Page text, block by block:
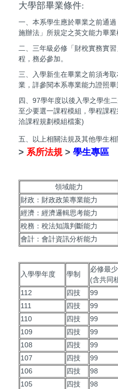
大學部畢業條件:
一、本系學生應於畢業之前通
施辦法」所規定之英文能力畢業
二、三年級必修「財稅實務實
程，務必參加。
三、入學新生在畢業之前須考
業，詳參閱本系專業能力證照畢
四、97學年度以後入學之學生
至少要選一課程模組，學程課
洽課程規劃模組檔案)
五、以上相關法規及其他學生
> 系所法規 > 學生專區
領域能力
財政：財政政策專業能力
經濟：經濟邏輯思考能力
稅務：稅法知識判斷能力
會計：會計資訊分析能力
入學學年度 學制
必修最
(含共同
112
四技 99
111
四技 99
110
四技 99
109
四技 99
108
四技 99
107
四技 99
106
四技 98
105
四技 98